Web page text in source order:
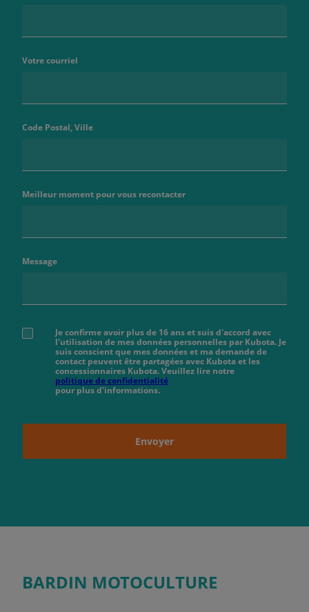
Votre courriel
Code Postal, Ville
Meilleur moment pour vous recontacter
Message
Je confirme avoir plus de 16 ans et suis d'accord avec
l'utilisation de mes données personnelles par Kubota. Je
suis conscient que mes données et ma demande de
contact peuvent être partagées avec Kubota et les
concessionnaires Kubota. Veuillez lire notre
politique de confidentialité
pour plus d'informations.
Envoyer
BARDIN MOTOCULTURE